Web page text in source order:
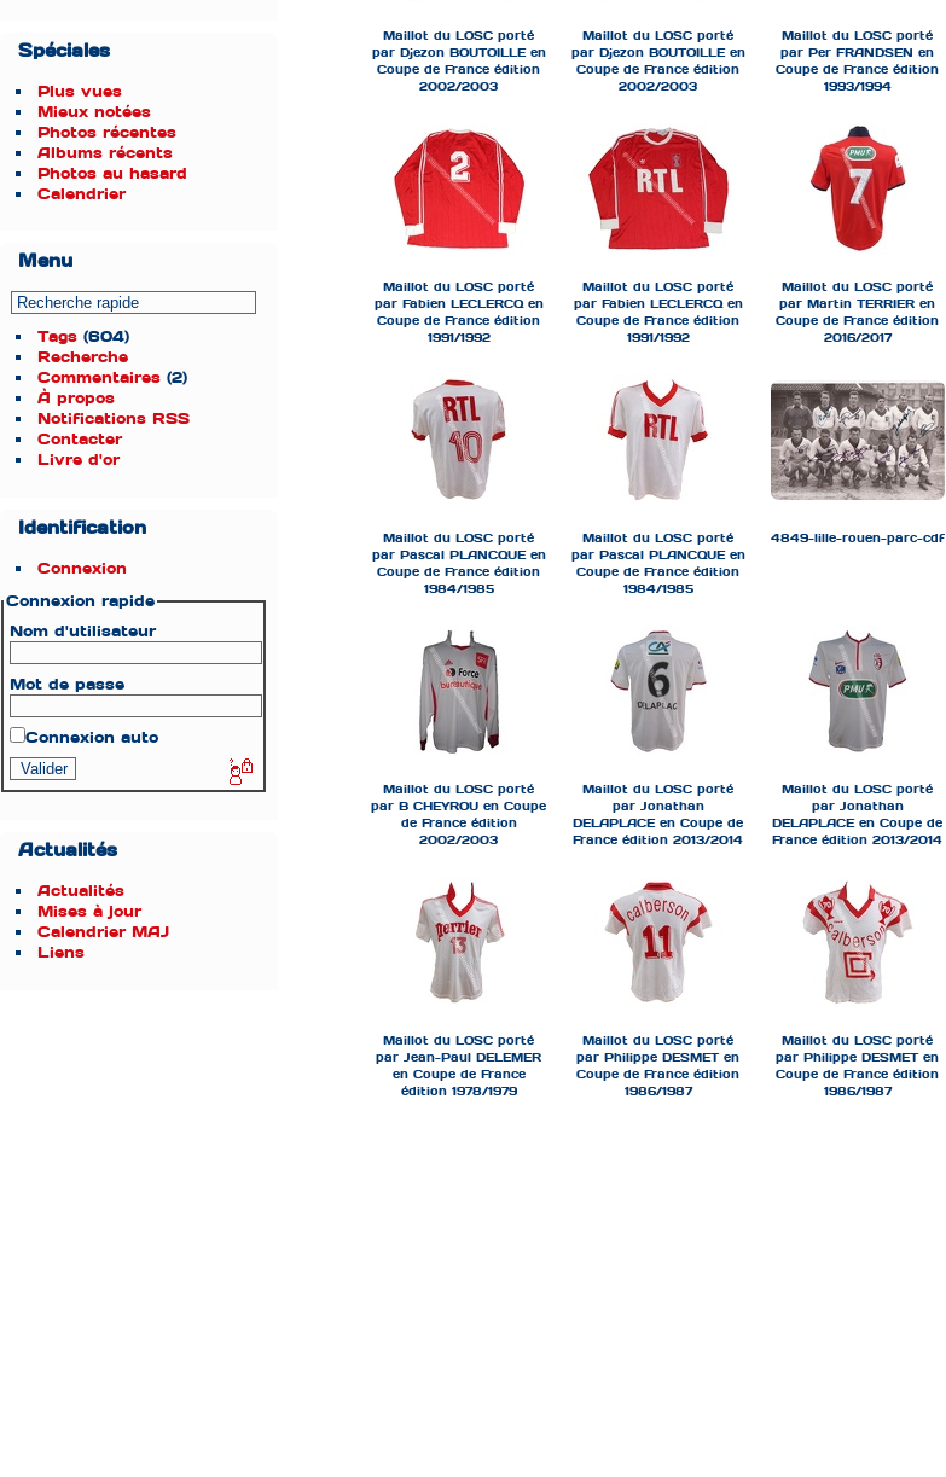
Spéciales
Plus vues
Mieux notées
Photos récentes
Albums récents
Photos au hasard
Calendrier
Menu
Tags (604)
Recherche
Commentaires (2)
À propos
Notifications RSS
Contacter
Livre d'or
Identification
Connexion
Connexion rapide
Nom d'utilisateur
Mot de passe
Connexion auto
Actualités
Actualités
Mises à jour
Calendrier MAJ
Liens
Maillot du LOSC porté
par Djezon BOUTOILLE en
Coupe de France édition
2002/2003
Maillot du LOSC porté
par Djezon BOUTOILLE en
Coupe de France édition
2002/2003
Maillot du LOSC porté
par Per FRANDSEN en
Coupe de France édition
1993/1994
Maillot du LOSC porté
par Fabien LECLERCQ en
Coupe de France édition
1991/1992
Maillot du LOSC porté
par Fabien LECLERCQ en
Coupe de France édition
1991/1992
Maillot du LOSC porté
par Martin TERRIER en
Coupe de France édition
2016/2017
Maillot du LOSC porté
par Pascal PLANCQUE en
Coupe de France édition
1984/1985
Maillot du LOSC porté
par Pascal PLANCQUE en
Coupe de France édition
1984/1985
4849-lille-rouen-parc-cdf
Maillot du LOSC porté
par B CHEYROU en Coupe
de France édition
2002/2003
Maillot du LOSC porté
par Jonathan
DELAPLACE en Coupe de
France édition 2013/2014
Maillot du LOSC porté
par Jonathan
DELAPLACE en Coupe de
France édition 2013/2014
Maillot du LOSC porté
par Jean-Paul DELEMER
en Coupe de France
édition 1978/1979
Maillot du LOSC porté
par Philippe DESMET en
Coupe de France édition
1986/1987
Maillot du LOSC porté
par Philippe DESMET en
Coupe de France édition
1986/1987